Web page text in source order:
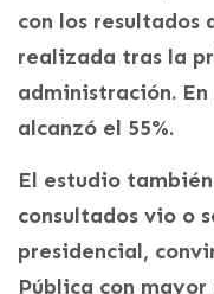
con los resultados
realizada tras la
administración.
alcanzó el 55%.
El estudio
consultados vio o
presidencial,
Pública con